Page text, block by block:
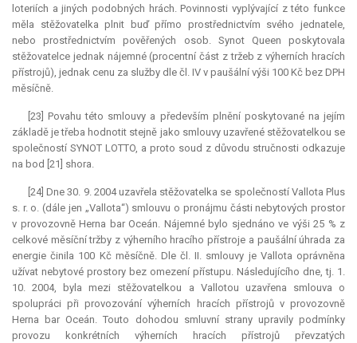
loteriích a jiných podobných hrách. Povinnosti vyplývající z této funkce
měla stěžovatelka plnit buď přímo prostřednictvím svého jednatele,
nebo prostřednictvím pověřených osob. Synot Queen poskytovala
stěžovatelce jednak nájemné (procentní část z tržeb z výherních hracích
přístrojů), jednak cenu za služby dle čl. IV v paušální výši 100 Kč bez DPH
měsíčně.
[23] Povahu této smlouvy a především plnění poskytované na jejím
základě je třeba hodnotit stejně jako smlouvy uzavřené stěžovatelkou se
společností SYNOT LOTTO, a proto soud z důvodu stručnosti odkazuje
na bod [21] shora.
[24] Dne 30. 9. 2004 uzavřela stěžovatelka se společností Vallota Plus
s. r. o. (dále jen „Vallota“) smlouvu o pronájmu části nebytových prostor
v provozovně Herna bar Oceán. Nájemné bylo sjednáno ve výši 25 % z
celkové měsíční tržby z výherního hracího přístroje a paušální úhrada za
energie činila 100 Kč měsíčně. Dle čl. II. smlouvy je Vallota oprávněna
užívat nebytové prostory bez omezení přístupu. Následujícího dne, tj. 1.
10. 2004, byla mezi stěžovatelkou a Vallotou uzavřena smlouva o
spolupráci při provozování výherních hracích přístrojů v provozovně
Herna bar Oceán. Touto dohodou smluvní strany upravily podmínky
provozu konkrétních výherních hracích přístrojů převzatých